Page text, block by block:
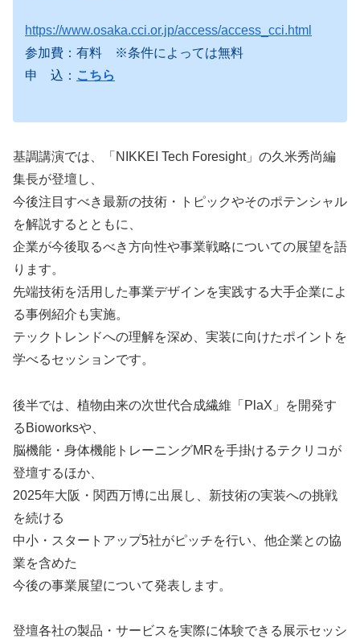
https://www.osaka.cci.or.jp/access/access_cci.html
参加費：有料 ※条件によっては無料
申 込： こちら
基調講演では、「NIKKEI Tech Foresight」の久米秀尚編
集長が登壇し、
今後注目すべき最新の技術・トピックやそのポテンシャル
を解説するとともに、
企業が今後取るべき方向性や事業戦略についての展望を語
ります。
先端技術を活用した事業デザインを実践する大手企業によ
る事例紹介も実施。
テックトレンドへの理解を深め、実装に向けたポイントを
学べるセッションです。
後半では、植物由来の次世代合成繊維「PlaX」を開発す
るBioworksや、
脳機能・身体機能トレーニングMRを手掛けるテクリコが
登壇するほか、
2025年大阪・関西万博に出展し、新技術の実装への挑戦
を続ける
中小・スタートアップ5社がピッチを行い、他企業との協
業を含めた
今後の事業展望について発表します。
登壇各社の製品・サービスを実際に体験できる展示セッシ